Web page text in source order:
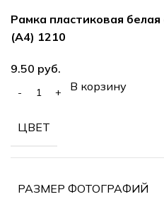
Рамка пластиковая
(А4) 1210
руб.
В корзину
ЦВЕТ
РАЗМЕР ФОТОГРАФИЙ